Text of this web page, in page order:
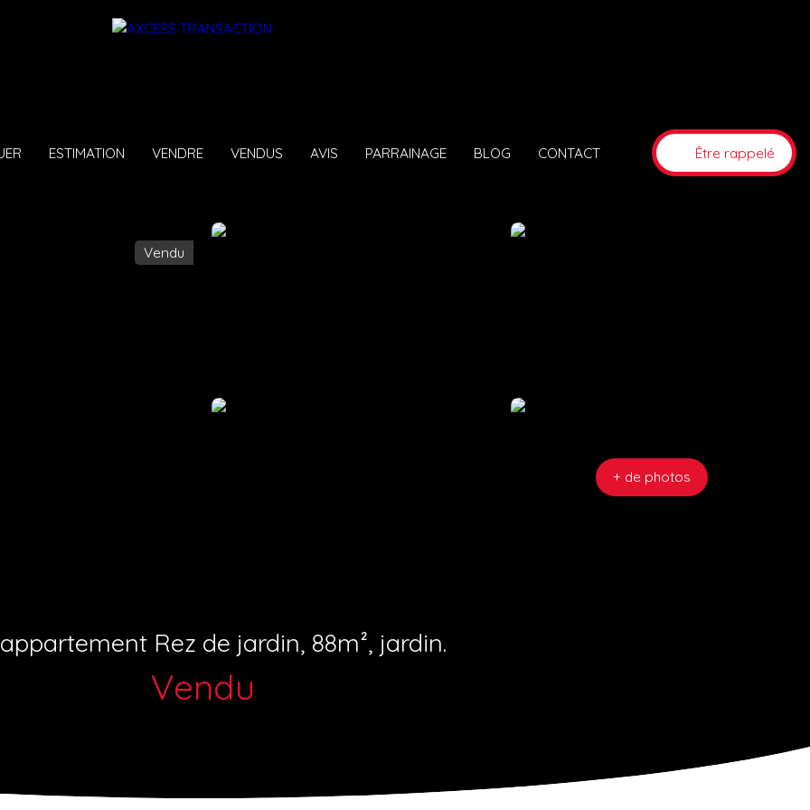
ESTIMATION VENDRE VENDUS AVIS PARRAINAGE BLOG CONTACT Être rappelé
Vendu
+ de photos
Rez de jardin, 88m², jardin.
Vendu